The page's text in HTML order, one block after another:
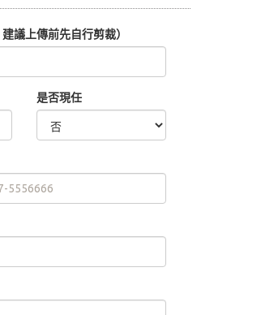
議上傳前先自行剪裁）
是否現任